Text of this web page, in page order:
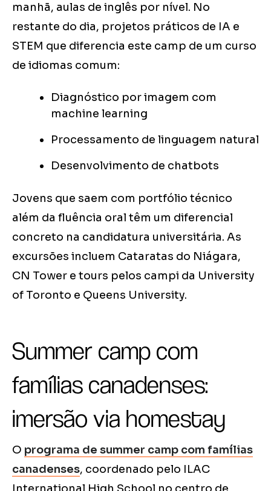
manhã, aulas de inglês por nível. No
restante do dia, projetos práticos de IA e
STEM que diferencia este camp de um curso
de idiomas comum:
Diagnóstico por imagem com
machine learning
Processamento de linguagem natural
Desenvolvimento de chatbots
Jovens que saem com portfólio técnico
além da fluência oral têm um diferencial
concreto na candidatura universitária. As
excursões incluem Cataratas do Niágara,
CN Tower e tours pelos campi da University
of Toronto e Queens University.
Summer camp com
famílias canadenses:
imersão via homestay
O programa de summer camp com famílias
canadenses, coordenado pelo ILAC